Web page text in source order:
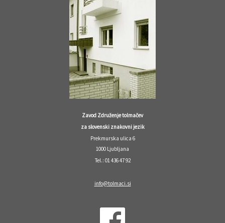
Zavod Združenje tolmačev
za slovenski znakovni jezik
Prekmurska ulica 6
1000 Ljubljana
Tel.: 01 436 47 92
info@tolmaci.si